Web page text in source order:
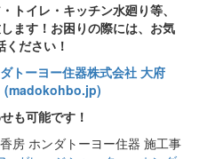
トイレ・キッチン水廻り等、
ます！お困りの際には、お気
ださい！
トーヨー住器株式会社 大府
(madokohbo.jp)
も可能です！
房 ホンダトーヨー住器 施工事